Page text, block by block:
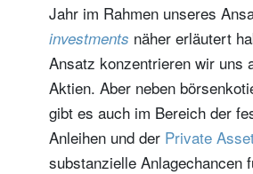
Jahr im Rahmen unseres
investments näher erläutert
Ansatz konzentrieren wir uns
Aktien. Aber neben
gibt es auch im Bereich der
Anleihen und der Private
substanzielle Anlagechancen